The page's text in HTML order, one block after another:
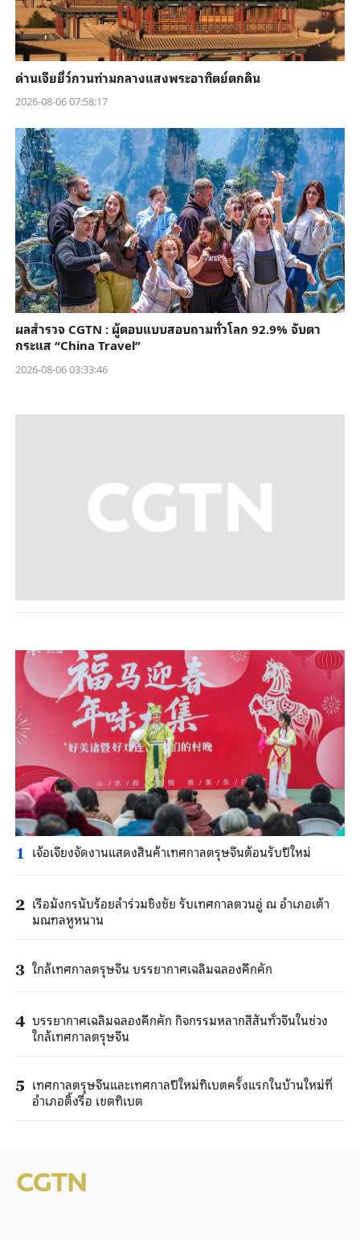
ด่านเจียยี่ว์กวนท่ามกลางแสงพระอาทิตย์ตกดิน
2026-08-06 07:58:17
ผลสำรวจ CGTN : ผู้ตอบแบบสอบถามทั่วโลก 92.9% จับตา
กระแส “China Travel”
2026-08-06 03:33:46
1 เจ้อเจียงจัดงานแสดงสินค้าเทศกาลตรุษจีนต้อนรับปีใหม่
2 เรือมังกรนับร้อยลำร่วมชิงชัย รับเทศกาลตวนอู่ ณ อำเภอเต้า
มณฑลหูหนาน
3 ใกล้เทศกาลตรุษจีน บรรยากาศเฉลิมฉลองคึกคัก
4 บรรยากาศเฉลิมฉลองคึกคัก กิจกรรมหลากสีสันทั่วจีนในช่วง
ใกล้เทศกาลตรุษจีน
5 เทศกาลตรุษจีนและเทศกาลปีใหม่ทิเบตครั้งแรกในบ้านใหม่ที่
อำเภอติ้งรื่อ เขตทิเบต